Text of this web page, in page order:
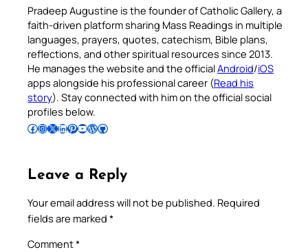
Pradeep Augustine is the founder of Catholic Gallery, a
faith-driven platform sharing Mass Readings in multiple
languages, prayers, quotes, catechism, Bible plans,
reflections, and other spiritual resources since 2013.
He manages the website and the officialAndroid/iOS
apps alongside his professional career (Read his
story). Stay connected with him on the official social
profiles below.
Follow Pradeep on Facebook Follow Pradeep on InstagramFollow Pradeep on X Follow Pradeep on LinkedIn Follow Pradeep on Pinterest Subscribe to Pradeep’s Youtube Channel Follow Pradeep on WordPress Follow Pradeep on GitHub
Leave a Reply
Your email address will not be published. Required
fields are marked *
Comment*